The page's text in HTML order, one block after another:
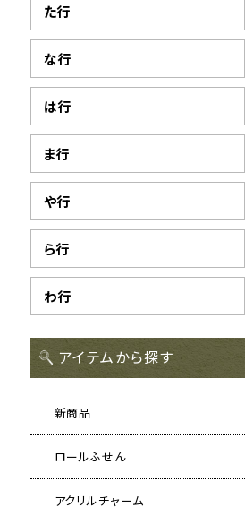
た行
な行
は行
ま行
や行
ら行
わ行
アイテムから探す
新商品
ロールふせん
アクリルチャーム